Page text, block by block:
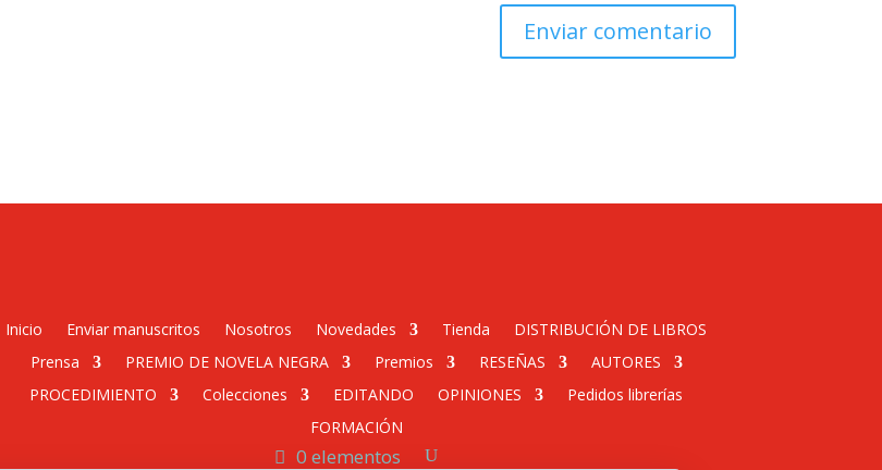
Inicio Enviar manuscritos Nosotros Novedades Tienda
DISTRIBUCIÓN DE LIBROS
Prensa
PREMIO DE NOVELA NEGRA Premios RESEÑAS
AUTORES
PROCEDIMIENTO
Colecciones EDITANDO OPINIONES
Pedidos librerías
FORMACIÓN
0 elementos